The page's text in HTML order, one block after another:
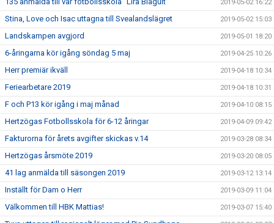
2019-05-02 16:22
Stina, Love och Isac uttagna till Svealandslägret 2019-05-02 15:03
Landskampen avgjord 2019-05-01 18:20
6-åringarna kör igång söndag 5 maj 2019-04-25 10:26
Herr premiär ikväll 2019-04-18 10:34
Feriearbetare 2019 2019-04-18 10:31
F och P13 kör igång i maj månad 2019-04-10 08:15
Hertzögas Fotbollsskola för 6-12 åringar 2019-04-09 09:42
Fakturorna för årets avgifter skickas v.14 2019-03-28 08:34
Hertzögas årsmöte 2019 2019-03-20 08:05
41 lag anmälda till säsongen 2019 2019-03-12 13:14
Inställt för Dam o Herr 2019-03-09 11:04
Välkommen till HBK Mattias! 2019-03-07 15:40